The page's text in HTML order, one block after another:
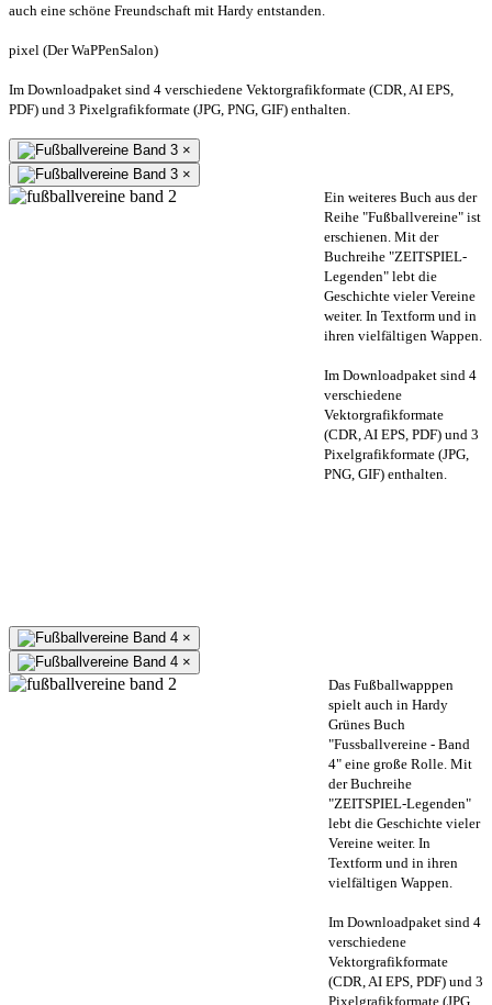
auch eine schöne Freundschaft mit Hardy entstanden.
pixel (Der WaPPenSalon)
Im Downloadpaket sind 4 verschiedene Vektorgrafikformate (CDR, AI EPS,
PDF) und 3 Pixelgrafikformate (JPG, PNG, GIF) enthalten.
×
×
Ein weiteres Buch aus der
Reihe "Fußballvereine" ist
erschienen. Mit der
Buchreihe "ZEITSPIEL-
Legenden" lebt die
Geschichte vieler Vereine
weiter. In Textform und in
ihren vielfältigen Wappen.
Im Downloadpaket sind 4
verschiedene
Vektorgrafikformate
(CDR, AI EPS, PDF) und 3
Pixelgrafikformate (JPG,
PNG, GIF) enthalten.
×
×
Das Fußballwapppen
spielt auch in Hardy
Grünes Buch
"Fussballvereine - Band
4" eine große Rolle. Mit
der Buchreihe
"ZEITSPIEL-Legenden"
lebt die Geschichte vieler
Vereine weiter. In
Textform und in ihren
vielfältigen Wappen.
Im Downloadpaket sind 4
verschiedene
Vektorgrafikformate
(CDR, AI EPS, PDF) und 3
Pixelgrafikformate (JPG,